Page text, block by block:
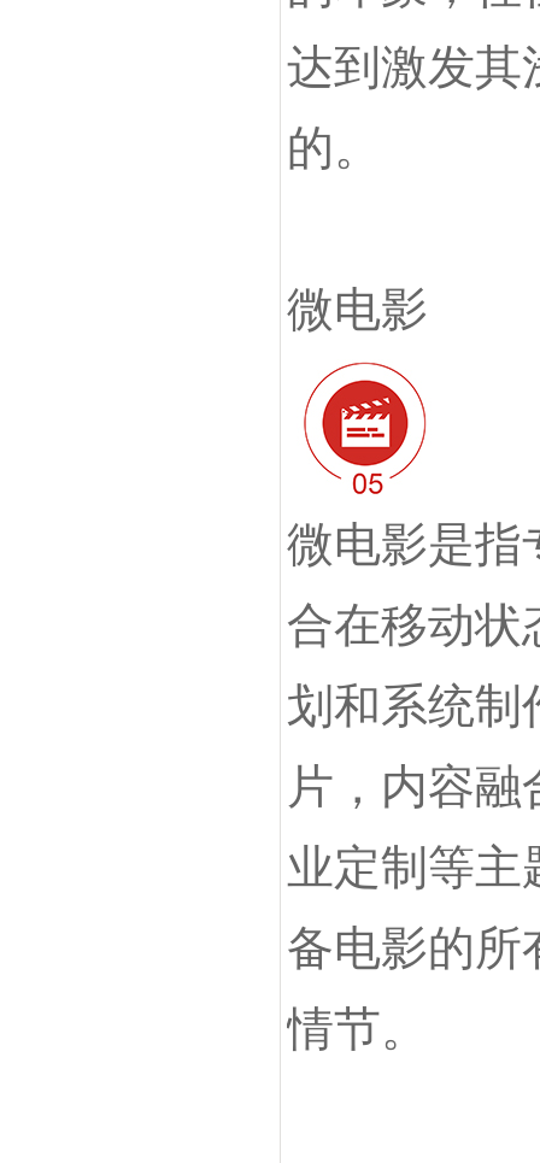
达到激发其
的。
微电影
微电影是指
合在移动状
划和系统制
片，内容
业定制等主
备电影的所
情节。